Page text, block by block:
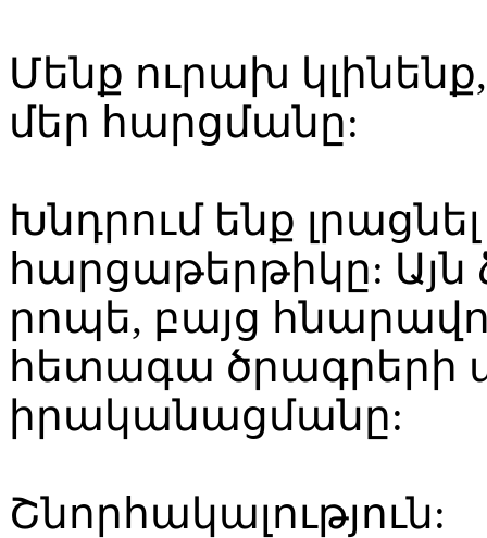
Մենք ուրախ
մեր հարցմանը:
Խնդրում ենք
հարցաթերթիկը:
րոպե, բայց
հետագա ծրագրերի
իրականացմանը:
Շնորհակալություն: